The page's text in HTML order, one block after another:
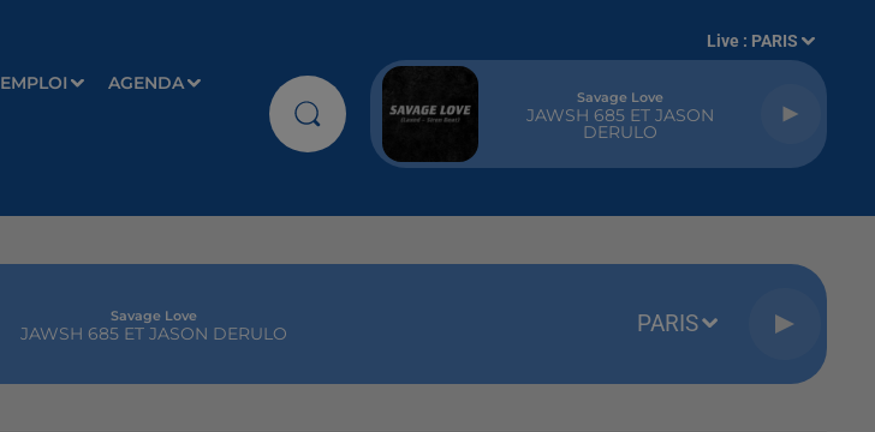
EMPLOI AGENDA
Live : PARIS
Savage Love
JAWSH 685 ET JASON
DERULO
Savage Love
JAWSH 685 ET JASON DERULO PARIS